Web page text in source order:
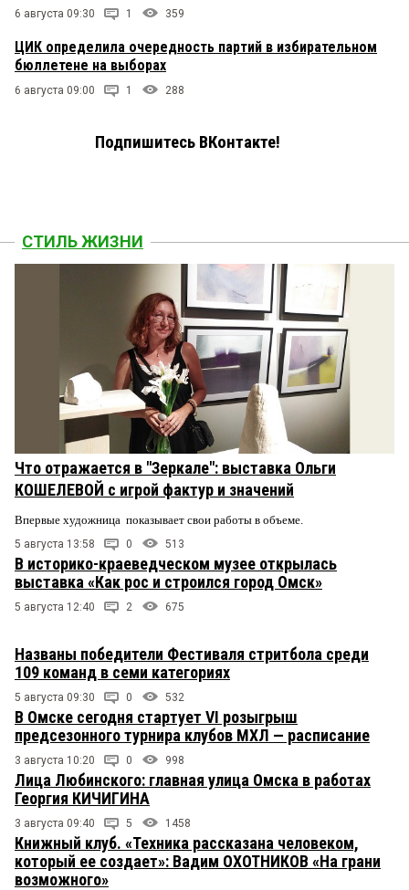
6 августа 09:30 1 359
ЦИК определила очередность партий в избирательном
бюллетене на выборах
6 августа 09:00 1 288
Подпишитесь ВКонтакте!
СТИЛЬ ЖИЗНИ
Что отражается в "Зеркале": выставка Ольги
КОШЕЛЕВОЙ с игрой фактур и значений
Впервые художница показывает свои работы в объеме.
5 августа 13:58 0 513
В историко-краеведческом музее открылась
выставка «Как рос и строился город Омск»
5 августа 12:40 2 675
Названы победители Фестиваля стритбола среди
109 команд в семи категориях
5 августа 09:30 0 532
В Омске сегодня стартует VI розыгрыш
предсезонного турнира клубов МХЛ — расписание
3 августа 10:20 0 998
Лица Любинского: главная улица Омска в работах
Георгия КИЧИГИНА
3 августа 09:40 5 1458
Книжный клуб. «Техника рассказана человеком,
который ее создает»: Вадим ОХОТНИКОВ «На грани
возможного»